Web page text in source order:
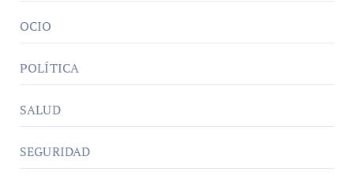
OCIO
POLÍTICA
SALUD
SEGURIDAD